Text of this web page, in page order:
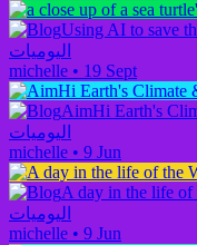
Using AI to save
اليوميات
michelle • 19 Sept
AimHi Earth's
اليوميات
michelle • 9 Jun
A day in the life of
اليوميات
michelle • 9 Jun